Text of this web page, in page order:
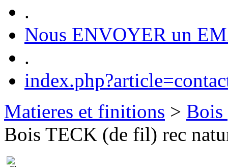
.
Nous ENVOYER un
.
Matieres et finitions > Bois
Bois TECK (de fil) rec